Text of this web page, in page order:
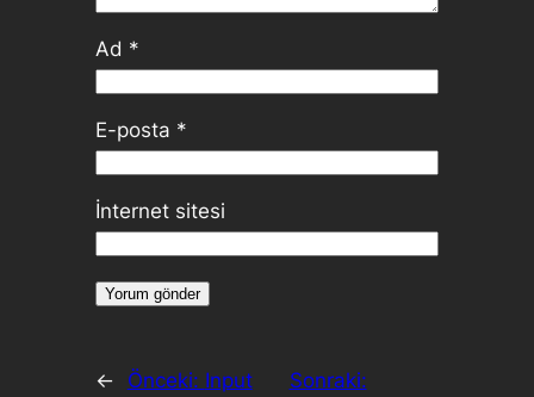
Ad *
E-posta *
İnternet sitesi
← Önceki: Input
Sonraki: